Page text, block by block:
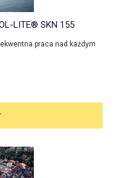
LITE® SKN 155
praca nad każdym